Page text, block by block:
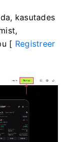
kasutades
[ Registreer